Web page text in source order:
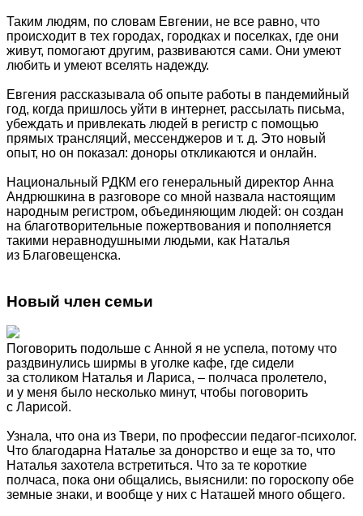
Таким людям, по словам Евгении, не все равно, что
происходит в тех городах, городках и поселках, где они
живут, помогают другим, развиваются сами. Они умеют
любить и умеют вселять надежду.
Евгения рассказывала об опыте работы в пандемийный
год, когда пришлось уйти в интернет, рассылать письма,
убеждать и привлекать людей в регистр с помощью
прямых трансляций, мессенджеров и т. д. Это новый
опыт, но он показал: доноры откликаются и онлайн.
Национальный РДКМ его генеральный директор Анна
Андрюшкина в разговоре со мной назвала настоящим
народным регистром, объединяющим людей: он создан
на благотворительные пожертвования и пополняется
такими неравнодушными людьми, как Наталья
из Благовещенска.
Новый член семьи
Поговорить подольше с Анной я не успела, потому что
раздвинулись ширмы в уголке кафе, где сидели
за столиком Наталья и Лариса, – полчаса пролетело,
и у меня было несколько минут, чтобы поговорить
с Ларисой.
Узнала, что она из Твери, по профессии педагог-психолог.
Что благодарна Наталье за донорство и еще за то, что
Наталья захотела встретиться. Что за те короткие
полчаса, пока они общались, выяснили: по гороскопу обе
земные знаки, и вообще у них с Наташей много общего.